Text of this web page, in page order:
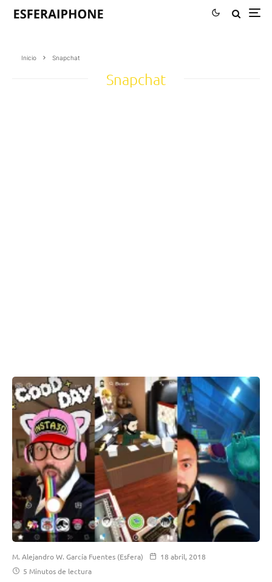
Inicio Snapchat
Snapchat
M. Alejandro W. García Fuentes (Esfera)
18 abril, 2018
5 Minutos de lectura